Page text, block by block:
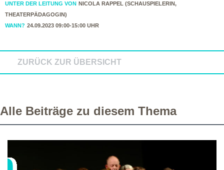
UNTER DER LEITUNG VON
NICOLA RAPPEL (SCHAUSPIELERIN,
THEATERPÄDAGOGIN)
WANN? 24.09.2023 09:00-15:00 UHR
ZURÜCK ZUR ÜBERSICHT
Alle Beiträge zu diesem Thema